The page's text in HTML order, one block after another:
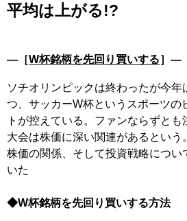
平均は上がる!?
―［W杯銘柄を先回り買いする］―
ソチオリンピックは終わったが今年
つ、サッカーW杯というスポーツの
トが控えている。ファンならずとも
大会は株価に深い関連があるという
株価の関係、そして投資戦略につい
いた
◆W杯銘柄を先回り買いする方法